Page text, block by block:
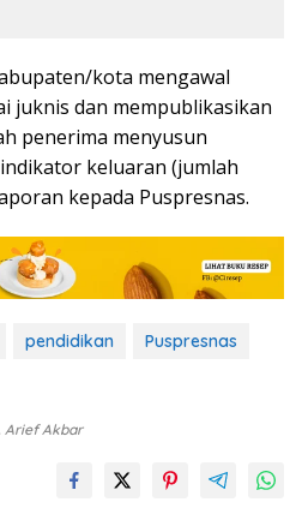
kota mengawal
juknis dan mempublikasikan
penerima menyusun
keluaran (jumlah
kepada Puspresnas.
pendidikan
Puspresnas
Arief Akbar